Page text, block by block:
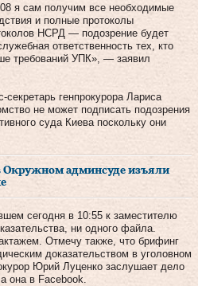
я сам получим все необходимые
и полные протоколы
НСРД — подозрение будет
ответственность тех, кто
требований УПК», — заявил
генпрокурора Лариса
не может подписать подозрения
суда Киева поскольку они
Окружном админсуде изъяли
сегодня в 10:55 к заместителю
ни одного файла.
Отмечу также, что брифинг
доказательством в уголовном
Юрий Луценко заслушает дело
она в Facebook.